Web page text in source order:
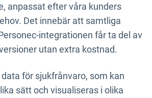
anpassat efter våra kunders
Det innebär att samtliga
integrationen får ta del av
utan extra kostnad.
för sjukfrånvaro, som kan
sätt och visualiseras i olika